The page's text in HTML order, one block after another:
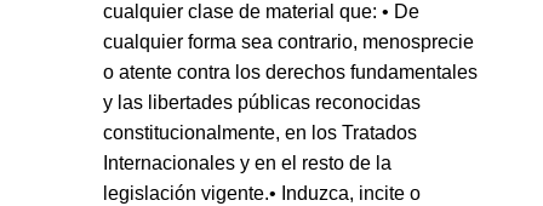
cualquier clase de material que: • De
cualquier forma sea contrario, menosprecie
o atente contra los derechos fundamentales
y las libertades públicas reconocidas
constitucionalmente, en los Tratados
Internacionales y en el resto de la
legislación vigente.• Induzca, incite o